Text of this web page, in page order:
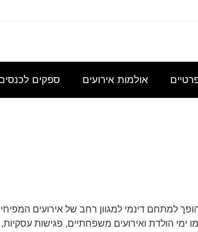
להשכיר
אולם/
כיתה
הצעת
מחיר
בסיסית
לקבל
הצעת
מחיר
אולמות אירועים ספקים לכנסים
למתחם דינמי למגוון רחב של אירועים
ימי הולדת ואירועים משפחתיים, פגישות